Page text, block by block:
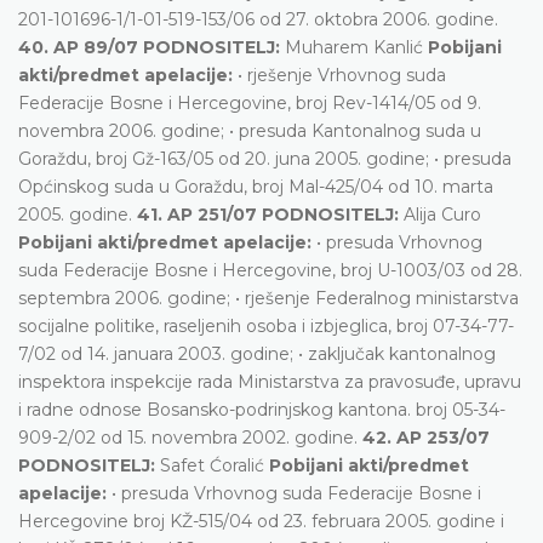
201-101696-1/1-01-519-153/06 od 27. oktobra 2006. godine.
40. AP 89/07 PODNOSITELJ: Muharem Kanlić Pobijani
akti/predmet apelacije: • rješenje Vrhovnog suda
Federacije Bosne i Hercegovine, broj Rev-1414/05 od 9.
novembra 2006. godine; • presuda Kantonalnog suda u
Goraždu, broj Gž-163/05 od 20. juna 2005. godine; • presuda
Općinskog suda u Goraždu, broj Mal-425/04 od 10. marta
2005. godine. 41. AP 251/07 PODNOSITELJ: Alija Curo
Pobijani akti/predmet apelacije: • presuda Vrhovnog
suda Federacije Bosne i Hercegovine, broj U-1003/03 od 28.
septembra 2006. godine; • rješenje Federalnog ministarstva
socijalne politike, raseljenih osoba i izbjeglica, broj 07-34-77-
7/02 od 14. januara 2003. godine; • zaključak kantonalnog
inspektora inspekcije rada Ministarstva za pravosuđe, upravu
i radne odnose Bosansko-podrinjskog kantona. broj 05-34-
909-2/02 od 15. novembra 2002. godine. 42. AP 253/07
PODNOSITELJ: Safet Ćoralić Pobijani akti/predmet
apelacije: • presuda Vrhovnog suda Federacije Bosne i
Hercegovine broj KŽ-515/04 od 23. februara 2005. godine i